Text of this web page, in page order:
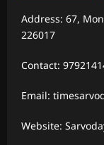
Address: 67,
226017
Contact:
Email:
Website: